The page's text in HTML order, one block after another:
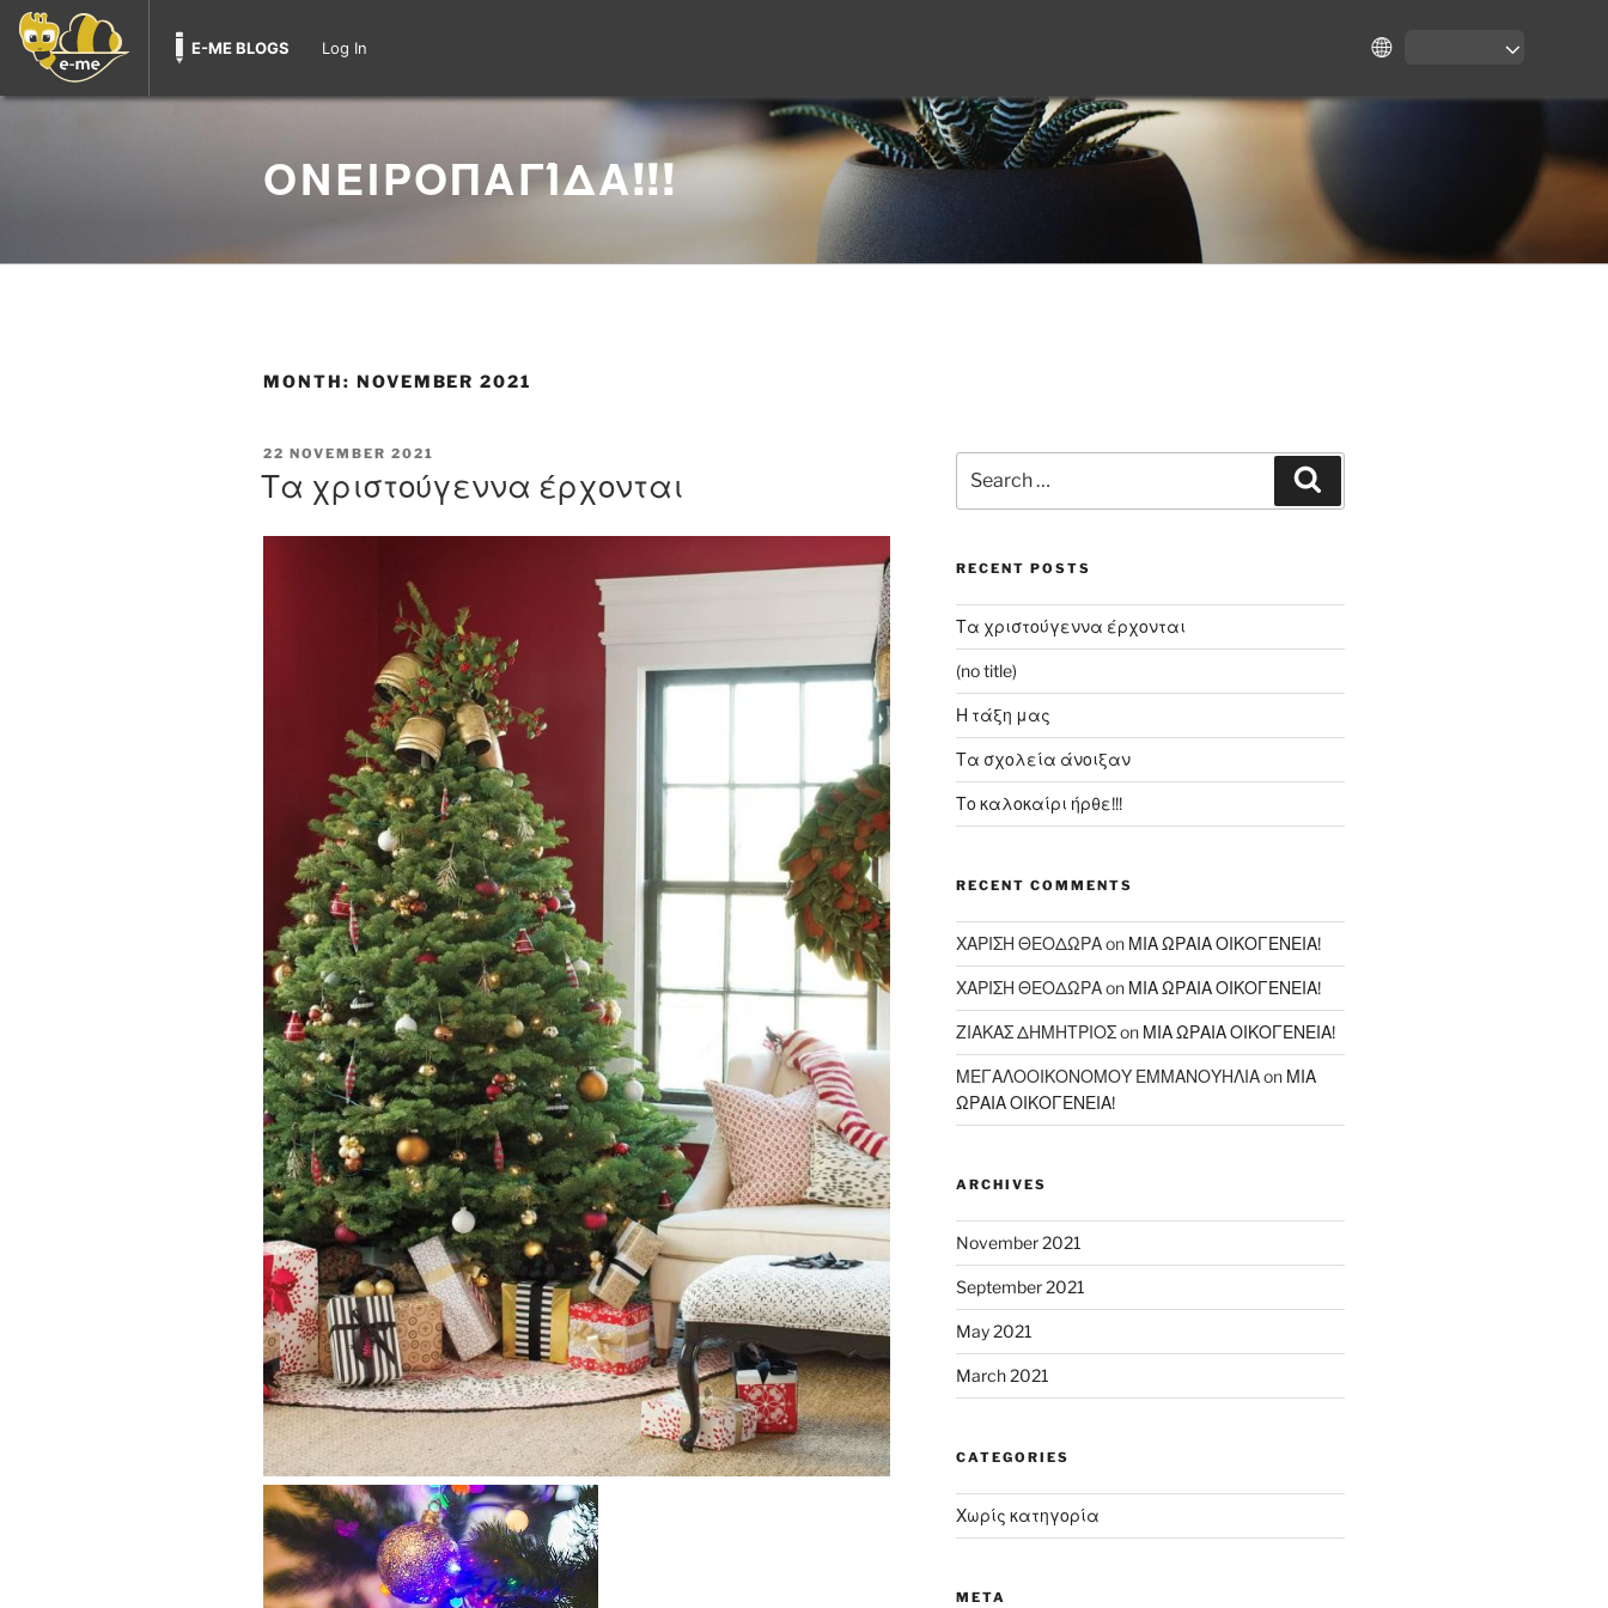
E-ME BLOGS Log In
Skip
ΟΝΕΙΡΟΠΑΓΊΔΑ!!!
MONTH: NOVEMBER 2021
POSTED
22 NOVEMBER 2021
Τα χριστούγεννα έρχονται
for:
RECENT POSTS
Τα χριστούγεννα έρχονται
(no title)
Η τάξη μας
Τα σχολεία άνοιξαν
Το καλοκαίρι ήρθε!!!
RECENT COMMENTS
ΧΑΡΙΣΗ ΘΕΟΔΩΡΑon ΜΙΑ ΩΡΑΙΑ ΟΙΚΟΓΕΝΕΙΑ!
ΧΑΡΙΣΗ ΘΕΟΔΩΡΑon ΜΙΑ ΩΡΑΙΑ ΟΙΚΟΓΕΝΕΙΑ!
ΖΙΑΚΑΣ ΔΗΜΗΤΡΙΟΣon ΜΙΑ ΩΡΑΙΑ ΟΙΚΟΓΕΝΕΙΑ!
ΜΕΓΑΛΟΟΙΚΟΝΟΜΟΥ ΕΜΜΑΝΟΥΗΛΙΑon ΜΙΑ
ΩΡΑΙΑ ΟΙΚΟΓΕΝΕΙΑ!
ARCHIVES
November 2021
September 2021
May 2021
March 2021
CATEGORIES
Χωρίς κατηγορία
META